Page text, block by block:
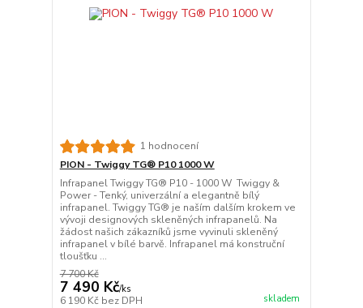
1 hodnocení
PION - Twiggy TG® P10 1000 W
Infrapanel Twiggy TG® P10 - 1000 W Twiggy &
Power - Tenký, univerzální a elegantně bílý
infrapanel. Twiggy TG® je naším dalším krokem ve
vývoji designových skleněných infrapanelů. Na
žádost našich zákazníků jsme vyvinuli skleněný
infrapanel v bílé barvě. Infrapanel má konstruční
tloušťku ...
7 700 Kč
7 490 Kč/ks
6 190 Kč bez DPH skladem